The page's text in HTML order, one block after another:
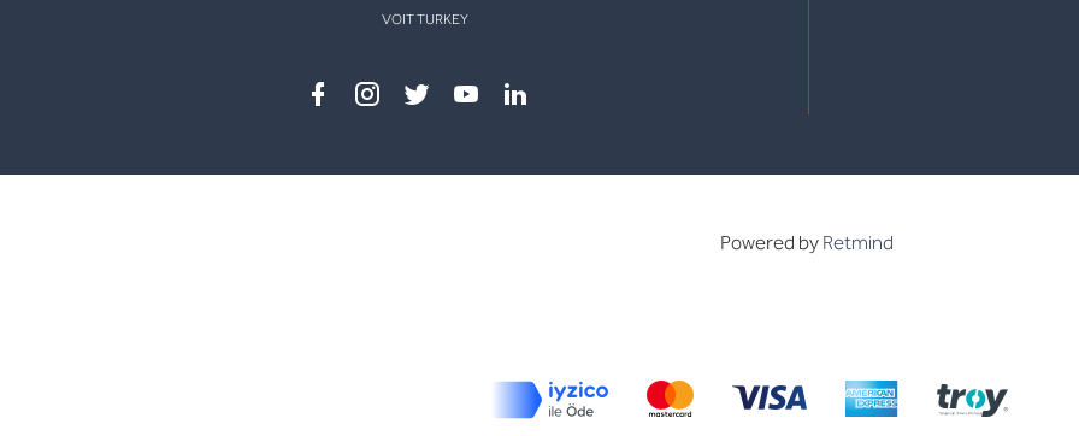
VOIT TURKEY
Powered by Retmind